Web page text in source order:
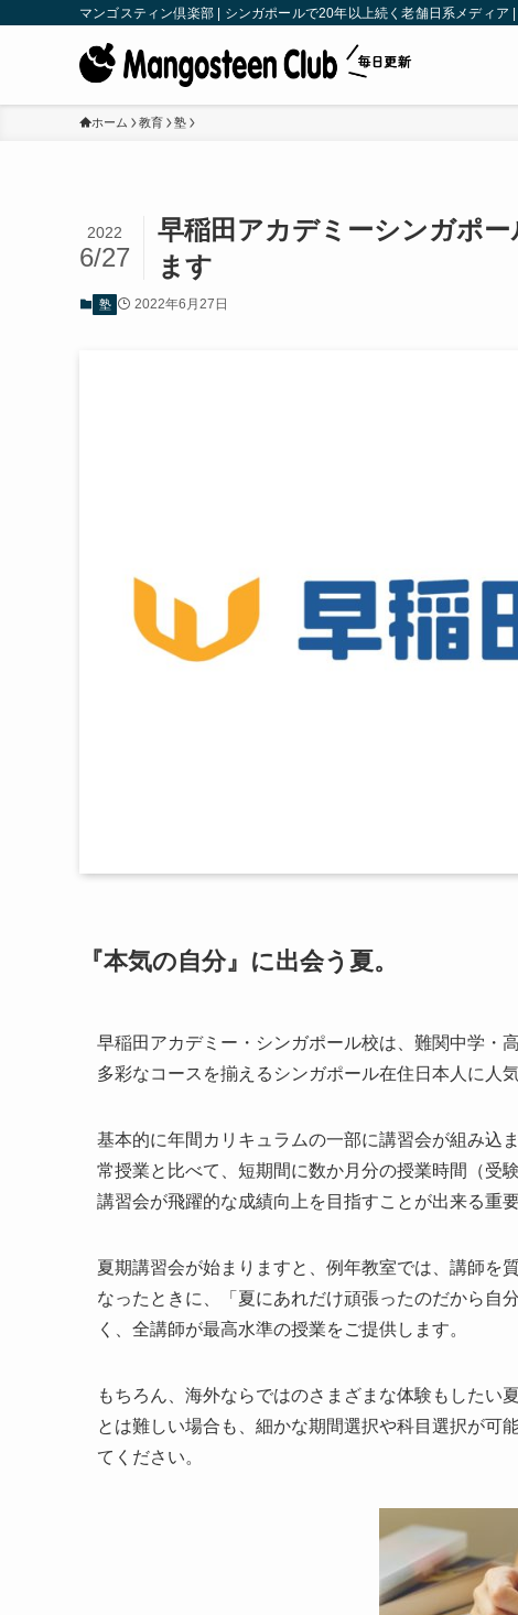
マンゴスティン倶楽部 | シンガポールで20年以上続く老舗日系メディア
ホーム 教育 塾
早稲田アカデミーシンガポ
ます
2022
6/27
塾 2022年6月27日
『本気の自分』に出会う夏。
早稲田アカデミー・シンガポール校は、難関中学・
多彩なコースを揃えるシンガポール在住日本人に人気
基本的に年間カリキュラムの一部に講習会が組み込
常授業と比べて、短期間に数か月分の授業時間（受
講習会が飛躍的な成績向上を目指すことが出来る重
夏期講習会が始まりますと、例年教室では、講師を
なったときに、「夏にあれだけ頑張ったのだから自
く、全講師が最高水準の授業をご提供します。
もちろん、海外ならではのさまざまな体験もしたい
とは難しい場合も、細かな期間選択や科目選択が可
てください。